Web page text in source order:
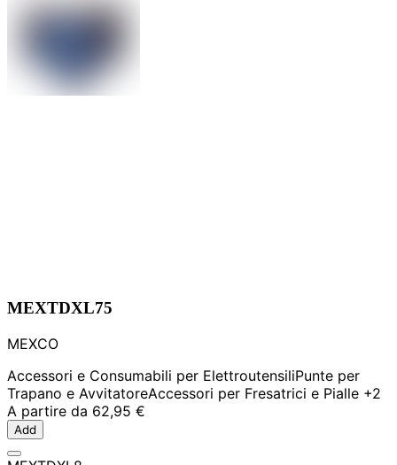
MEXTDXL75
MEXCO
Accessori e Consumabili per ElettroutensiliPunte per
Trapano e AvvitatoreAccessori per Fresatrici e Pialle +2
A partire da 62,95 €
Add